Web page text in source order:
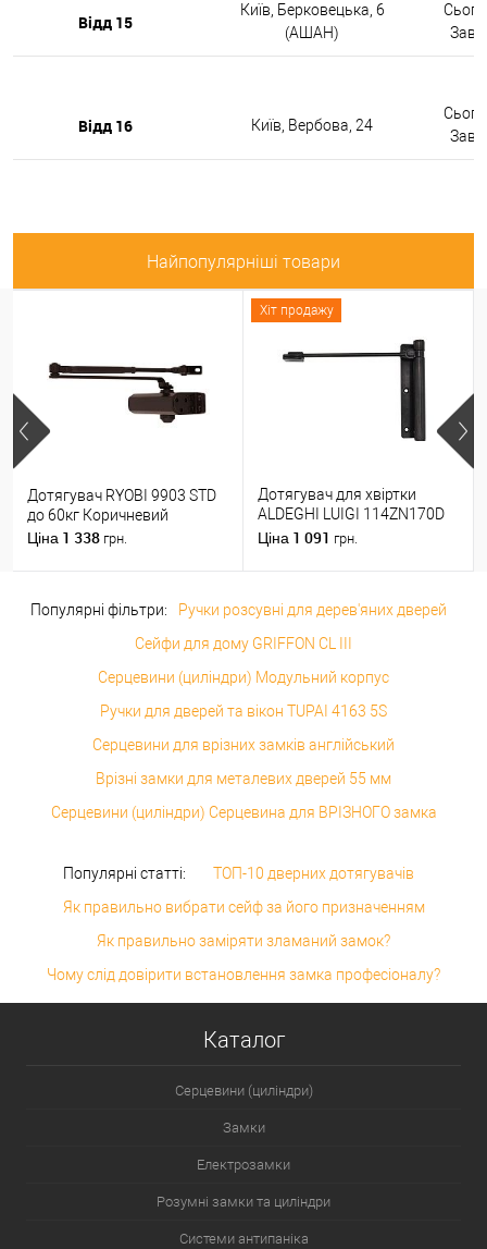
Відд 15
Київ, Берковецька, 6
(АШАН)
Відд 16 Київ, Вербова, 24
Найпопулярніші товари
Дотягувач RYOBI 9903 STD
до 60кг Коричневий
Ціна 1 338 грн.
Хіт продажу
Дотягувач для хвіртки
ALDEGHI LUIGI 114ZN170D
правий ZN чорний цинк
Ціна 1 091 грн.
Популярні фільтри:
Ручки розсувні для дерев'яних дверей
Сейфи для дому GRIFFON CL III
Серцевини (циліндри) Модульний корпус
Ручки для дверей та вікон TUPAI 4163 5S
Серцевини для врізних замків англійський
Врізні замки для металевих дверей 55 мм
Серцевини (циліндри) Серцевина для ВРІЗНОГО замка
Популярні статті:
ТОП-10 дверних дотягувачів
Як правильно вибрати сейф за його призначенням
Як правильно заміряти зламаний замок?
Чому слід довірити встановлення замка професіоналу?
Каталог
Серцевини (циліндри)
Замки
Електрозамки
Розумні замки та циліндри
Системи антипаніка